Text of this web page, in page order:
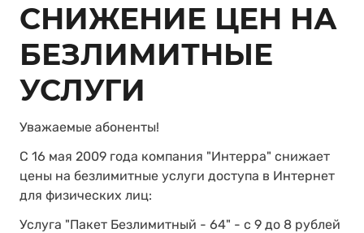
СНИЖЕНИЕ ЦЕН НА
БЕЗЛИМИТНЫЕ
УСЛУГИ
Уважаемые абоненты!
C 16 мая 2009 года компания "Интерра" снижает
цены на безлимитные услуги доступа в Интернет
для физических лиц:
Услуга "Пакет Безлимитный - 64" - с 9 до 8 рублей